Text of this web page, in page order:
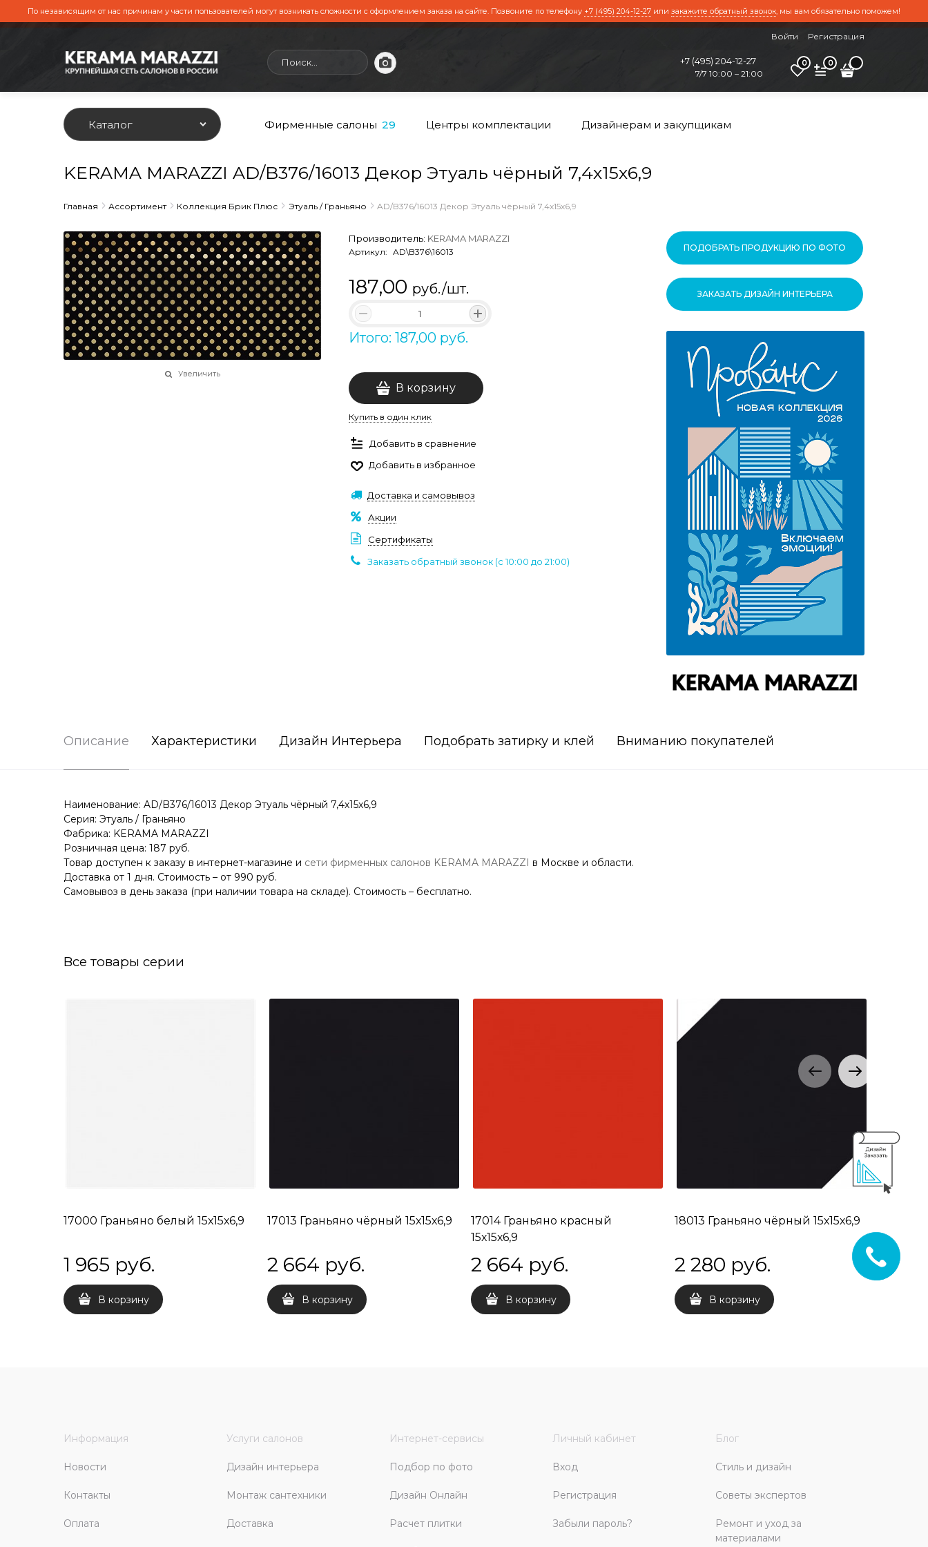
По независящим от нас причинам у части пользователей могут возникать сложности с оформлением заказа на сайте. Позвоните по телефону +7 (495) 204-12-27 или закажите обратный звонок, мы вам обязательно поможем!
Войти Регистрация
+7 (495) 204-12-27
7/7 10:00 – 21:00
0 0
Каталог Фирменные салоны 29 Центры комплектации Дизайнерам и закупщикам
KERAMA MARAZZI AD/B376/16013 Декор Этуаль чёрный 7,4х15х6,9
Главная Ассортимент Коллекция Брик Плюс Этуаль / Граньяно AD/B376/16013 Декор Этуаль чёрный 7,4х15х6,9
Увеличить
Производитель: KERAMA MARAZZI
Артикул: AD\B376\16013
187,00 руб./шт.
Итого: 187,00 руб.
В корзину
Купить в один клик
Добавить в сравнение
Добавить в избранное
Доставка и самовывоз
Акции
Сертификаты
Заказать обратный звонок (c 10:00 до 21:00)
ПОДОБРАТЬ ПРОДУКЦИЮ ПО ФОТО
ЗАКАЗАТЬ ДИЗАЙН ИНТЕРЬЕРА
Описание Характеристики Дизайн Интерьера Подобрать затирку и клей Вниманию покупателей
Наименование: AD/B376/16013 Декор Этуаль чёрный 7,4х15х6,9
Серия: Этуаль / Граньяно
Фабрика: KERAMA MARAZZI
Розничная цена: 187 руб.
Товар доступен к заказу в интернет-магазине и сети фирменных салонов KERAMA MARAZZI в Москве и области.
Доставка от 1 дня. Стоимость – от 990 руб.
Самовывоз в день заказа (при наличии товара на складе). Стоимость – бесплатно.
Все товары серии
17000 Граньяно белый 15х15х6,9
1 965 руб.
В корзину
17013 Граньяно чёрный 15х15х6,9
2 664 руб.
В корзину
17014 Граньяно красный
15х15х6,9
2 664 руб.
В корзину
18013 Граньяно чёрный 15х15х6,9
2 280 руб.
В корзину
2
Информация
Новости
Контакты
Оплата
Услуги салонов
Дизайн интерьера
Монтаж сантехники
Доставка
Интернет-сервисы
Подбор по фото
Дизайн Онлайн
Расчет плитки
Личный кабинет
Вход
Регистрация
Забыли пароль?
Блог
Стиль и дизайн
Советы экспертов
Ремонт и уход за
материалами